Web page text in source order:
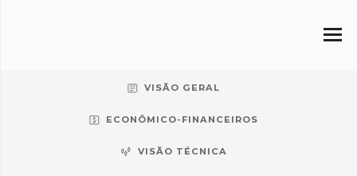
VISÃO GERAL
ECONÔMICO-FINANCEIROS
VISÃO TÉCNICA